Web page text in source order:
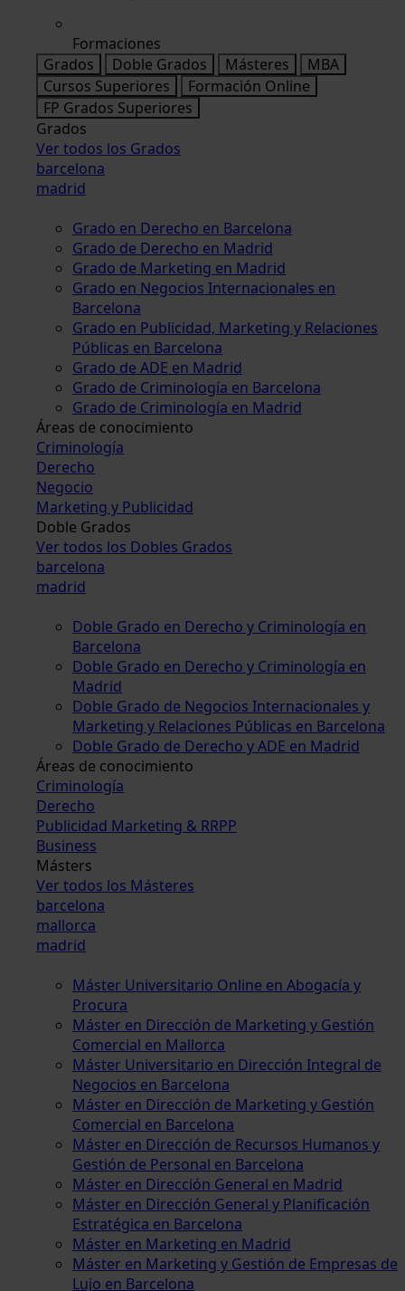
Formaciones
Grados
Doble Grados Másteres
MBA
Cursos Superiores
Formación Online
FP Grados Superiores
Grados
Ver todos los Grados
barcelona
madrid
Grado en Derecho en Barcelona
Grado de Derecho en Madrid
Grado de Marketing en Madrid
Grado en Negocios Internacionales en
Barcelona
Grado en Publicidad, Marketing y Relaciones
Públicas en Barcelona
Grado de ADE en Madrid
Grado de Criminología en Barcelona
Grado de Criminología en Madrid
Áreas de conocimiento
Criminología
Derecho
Negocio
Marketing y Publicidad
Doble Grados
Ver todos los Dobles Grados
barcelona
madrid
Doble Grado en Derecho y Criminología en
Barcelona
Doble Grado en Derecho y Criminología en
Madrid
Doble Grado de Negocios Internacionales y
Marketing y Relaciones Públicas en Barcelona
Doble Grado de Derecho y ADE en Madrid
Áreas de conocimiento
Criminología
Derecho
Publicidad Marketing & RRPP
Business
Másters
Ver todos los Másteres
barcelona
mallorca
madrid
Máster Universitario Online en Abogacía y
Procura
Máster en Dirección de Marketing y Gestión
Comercial en Mallorca
Máster Universitario en Dirección Integral de
Negocios en Barcelona
Máster en Dirección de Marketing y Gestión
Comercial en Barcelona
Máster en Dirección de Recursos Humanos y
Gestión de Personal en Barcelona
Máster en Dirección General en Madrid
Máster en Dirección General y Planificación
Estratégica en Barcelona
Máster en Marketing en Madrid
Máster en Marketing y Gestión de Empresas de
Lujo en Barcelona